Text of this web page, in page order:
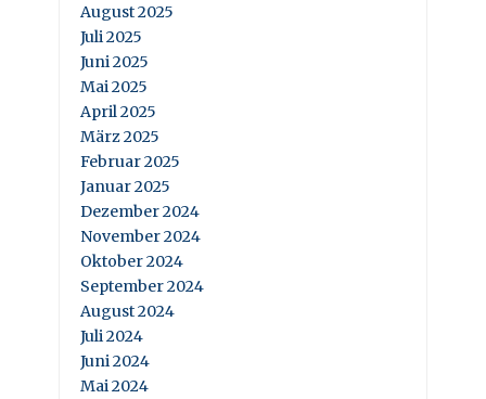
August 2025
Juli 2025
Juni 2025
Mai 2025
April 2025
März 2025
Februar 2025
Januar 2025
Dezember 2024
November 2024
Oktober 2024
September 2024
August 2024
Juli 2024
Juni 2024
Mai 2024